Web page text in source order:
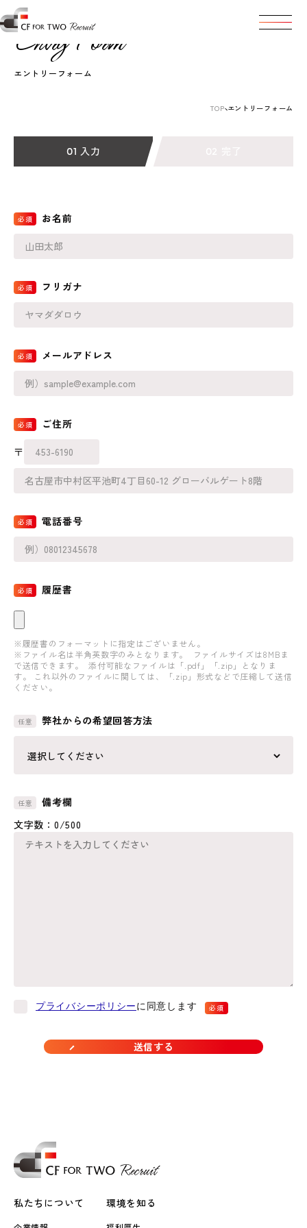
Toggle
Entry Form
エントリーフォーム
TOP エントリーフォーム
01 入力
お名前
フリガナ
メールアドレス
ご住所
〒
電話番号
履歴書
※履歴書のフォーマットに指定はございません。
※ファイル名は半角英数字のみとなります。 ファイルサイズは8MBま
で送信できます。 添付可能なファイルは「.pdf」「.zip」となりま
す。 これ以外のファイルに関しては、「.zip」形式などで圧縮して送信
ください。
弊社からの希望回答方法
備考欄
文字数： 0/500
プライバシーポリシー に同意します
私たちについて 環境を知る